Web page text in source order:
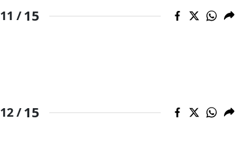
11 /15
12 /15